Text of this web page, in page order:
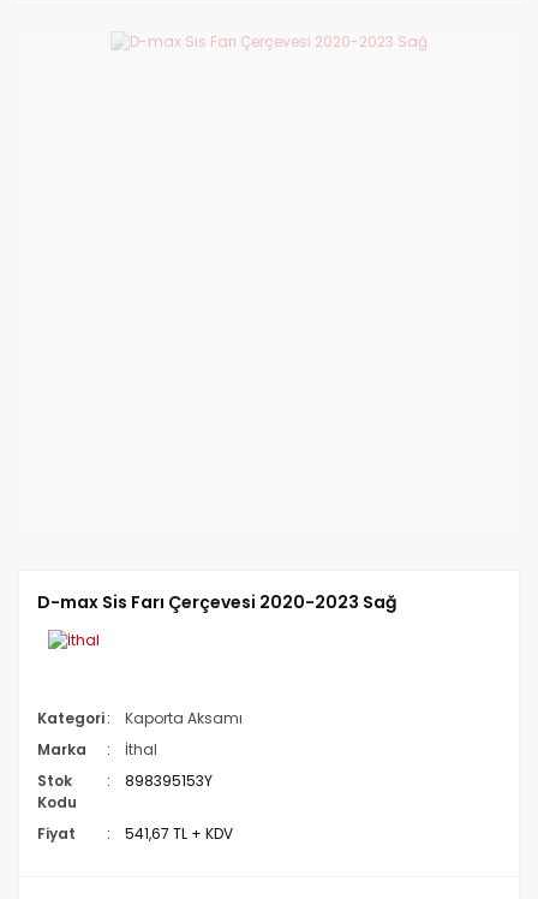
D-max Sis Farı Çerçevesi 2020-2023 Sağ
Kategori
Kaporta Aksamı
Marka
İthal
Stok
Kodu
898395153Y
Fiyat 541,67 TL + KDV